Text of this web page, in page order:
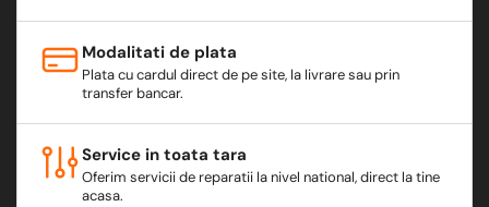
Modalitati de plata
Plata cu cardul direct de pe site, la livrare sau prin
transfer bancar.
Service in toata tara
Oferim servicii de reparatii la nivel national, direct la tine
acasa.